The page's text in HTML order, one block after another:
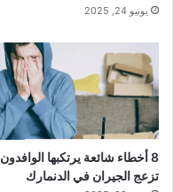
يونيو 24, 2025
8 أخطاء شائعة يرتكبها الوافدون
تزعج الجيران في الدنمارك